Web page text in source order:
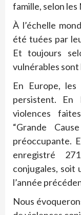
famille, selon les
À l’échelle
été tuées par
Et toujours
vulnérables sont
En Europe,
persistent.
violences
“Grande
préoccupante.
enregistré
conjugales, soit
l’année
Nous